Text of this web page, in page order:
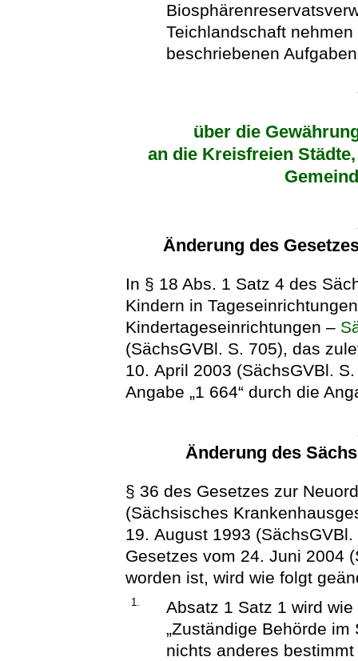
Teichlandschaft
beschriebenen Aufgaben
über die
an die Kreisfreien
Änderung des
In § 18 Abs. 1 Satz 4 des
Kindern in
Kindertageseinrichtungen –
(SächsGVBl. S. 705), das
10. April 2003 (SächsGVBl.
Angabe „1 664“ durch die
Änderung des
§ 36 des Gesetzes zur
(Sächsisches
19. August 1993
Gesetzes vom 24. Juni 2004
worden ist, wird wie folgt
1.
Absatz 1 Satz 1 wird
„Zuständige Behörde
nichts anderes